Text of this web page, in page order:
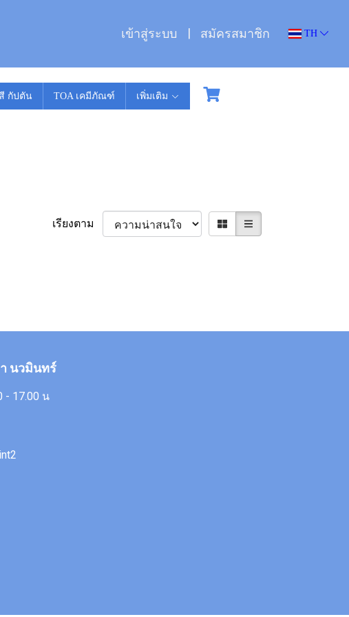
เข้าสู่ระบบ สมัครสมาชิก TH
สี กัปตัน TOA เคมีภัณฑ์ เพิ่มเติม
เรียงตาม
า นวมินทร์
- 17.00 น